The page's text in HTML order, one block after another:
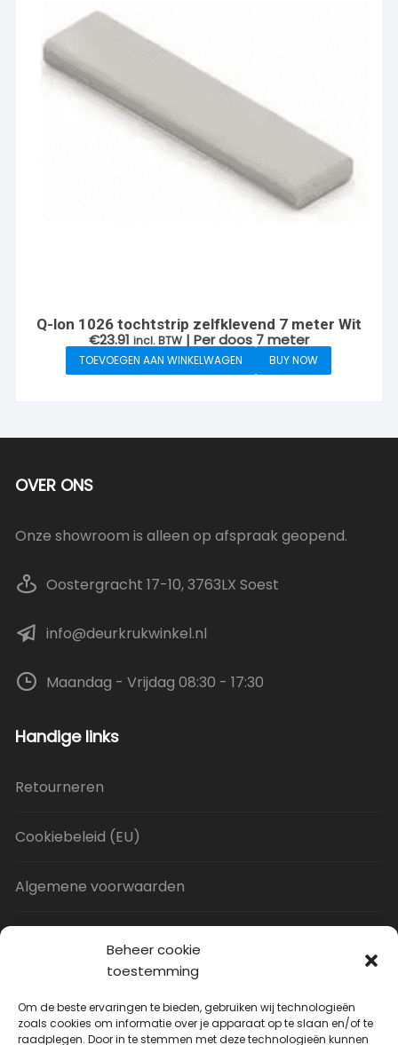
Beheer cookie
toestemming
Om de beste ervaringen te bieden, gebruiken wij technologieën
zoals cookies om informatie over je apparaat op te slaan en/of te
raadplegen. Door in te stemmen met deze technologieën kunnen
Q-lon 1026 tochtstrip zelfklevend 7 meter Wit
€23.91 incl. BTW | Per doos 7 meter
TOEVOEGEN AAN WINKELWAGEN BUY NOW
OVER ONS
Onze showroom is alleen op afspraak geopend.
Oostergracht 17-10, 3763LX Soest
info@deurkrukwinkel.nl
Maandag - Vrijdag 08:30 - 17:30
Handige links
Retourneren
Cookiebeleid (EU)
Algemene voorwaarden